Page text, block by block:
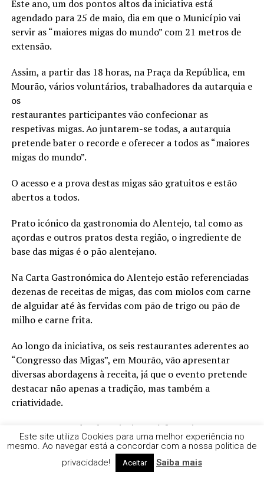
Este ano, um dos pontos altos da iniciativa está
agendado para 25 de maio, dia em que o Município vai
servir as “maiores migas do mundo” com 21 metros de
extensão.
Assim, a partir das 18 horas, na Praça da República, em
Mourão, vários voluntários, trabalhadores da autarquia e
os
restaurantes participantes vão confecionar as
respetivas migas. Ao juntarem-se todas, a autarquia
pretende bater o recorde e oferecer a todos as “maiores
migas do mundo”.
O acesso e a prova destas migas são gratuitos e estão
abertos a todos.
Prato icónico da gastronomia do Alentejo, tal como as
açordas e outros pratos desta região, o ingrediente de
base das migas é o pão alentejano.
Na Carta Gastronómica do Alentejo estão referenciadas
dezenas de receitas de migas, das com miolos com carne
de alguidar até às fervidas com pão de trigo ou pão de
milho e carne frita.
Ao longo da iniciativa, os seis restaurantes aderentes ao
“Congresso das Migas”, em Mourão, vão apresentar
diversas abordagens à receita, já que o evento pretende
destacar não apenas a tradição, mas também a
criatividade.
Bem no centro do Alentejo, junto à fronteira com
Espanha, e banhado pelo lago Alqueva, o concelho de
Mourão, denominado Capital de Alqueva, promove um
congresso em tributo a esta iguaria, no qual o cante, a
Este site utiliza Cookies para uma melhor experiência no
mesmo. Ao navegar está a concordar com a nossa politica de
privacidade!
Aceitar Saiba mais